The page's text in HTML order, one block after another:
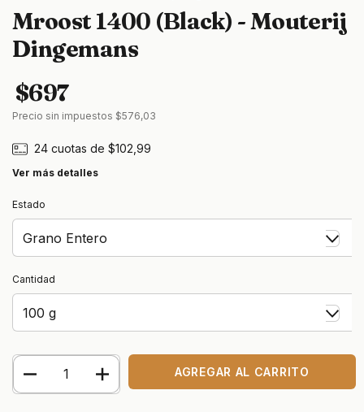
Mroost 1400 (Black) - Mouterij
Dingemans
$697
Precio sin impuestos $576,03
24 cuotas de $102,99
Ver más detalles
Estado
Cantidad